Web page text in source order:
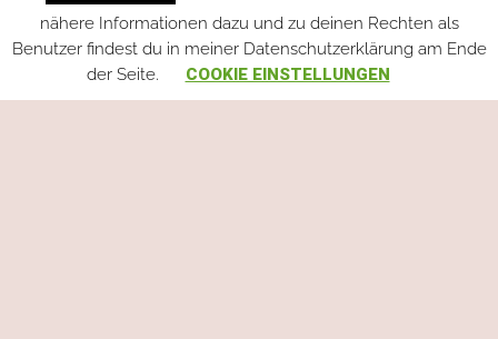
nähere Informationen dazu und zu deinen Rechten als
Benutzer findest du in meiner Datenschutzerklärung am Ende
der Seite.
COOKIE EINSTELLUNGEN